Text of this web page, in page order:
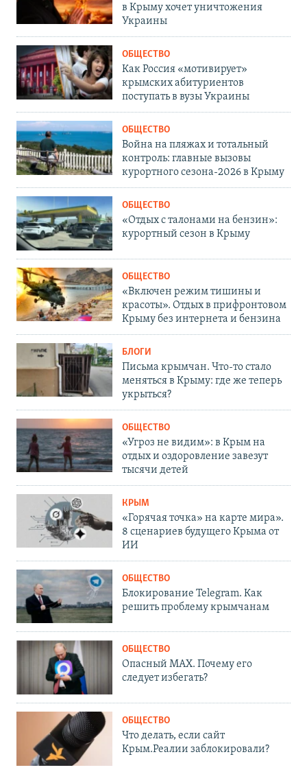
в Крыму хочет уничтожения
Украины
ОБЩЕСТВО
Как Россия «мотивирует»
крымских абитуриентов
поступать в вузы Украины
ОБЩЕСТВО
Война на пляжах и тотальный
контроль: главные вызовы
курортного сезона-2026 в Крыму
ОБЩЕСТВО
«Отдых с талонами на бензин»:
курортный сезон в Крыму
ОБЩЕСТВО
«Включен режим тишины и
красоты». Отдых в прифронтовом
Крыму без интернета и бензина
БЛОГИ
Письма крымчан. Что-то стало
меняться в Крыму: где же теперь
укрыться?
ОБЩЕСТВО
«Угроз не видим»: в Крым на
отдых и оздоровление завезут
тысячи детей
КРЫМ
«Горячая точка» на карте мира».
8 сценариев будущего Крыма от
ИИ
ОБЩЕСТВО
Блокирование Telegram. Как
решить проблему крымчанам
ОБЩЕСТВО
Опасный MAX. Почему его
следует избегать?
ОБЩЕСТВО
Что делать, если сайт
Крым.Реалии заблокировали?